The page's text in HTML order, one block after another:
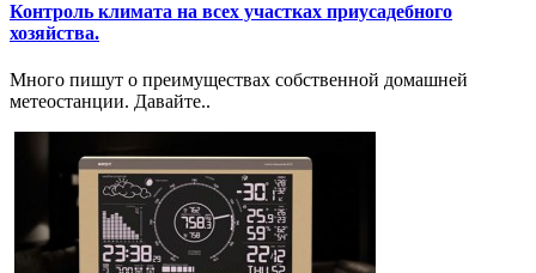
Контроль климата на всех участках приусадебного
хозяйства.
Много пишут о преимуществах собственной домашней
метеостанции. Давайте..